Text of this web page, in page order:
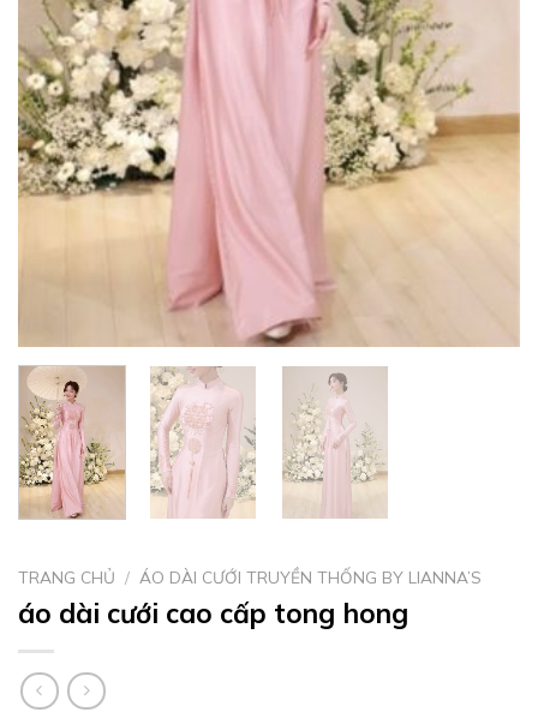
TRANG CHỦ / ÁO DÀI CƯỚI TRUYỀN THỐNG BY LIANNA’S
áo dài cưới cao cấp tong hong